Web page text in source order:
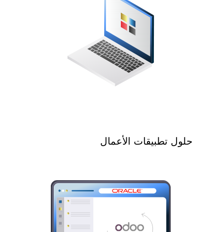
حلول تطبيقات الأعمال